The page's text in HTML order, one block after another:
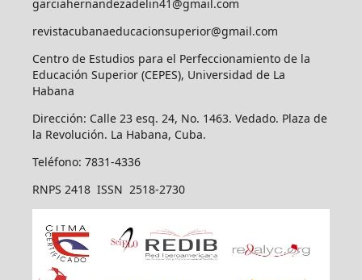
garciahernandezadelin41@gmail.com
revistacubanaeducacionsuperior@gmail.com
Centro de Estudios para el Perfeccionamiento de la
Educación Superior (CEPES), Universidad de La
Habana
Dirección: Calle 23 esq. 24, No. 1463. Vedado. Plaza de
la Revolución. La Habana, Cuba.
Teléfono: 7831-4336
RNPS 2418 ISSN 2518-2730